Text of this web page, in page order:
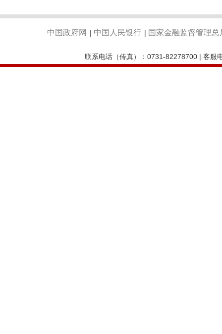
中国政府网 | 中国人民银行 | 国家金融监督管理总
联系电话（传真）：0731-82278700 | 客服